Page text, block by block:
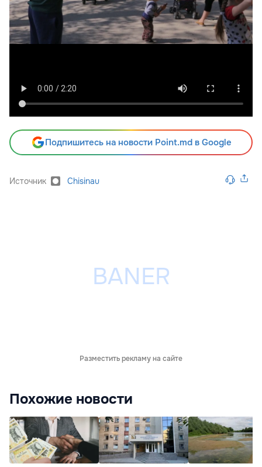
Подпишитесь на новости Point.md в Google
Источник Chisinau
Разместить рекламу на сайте
Похожие новости